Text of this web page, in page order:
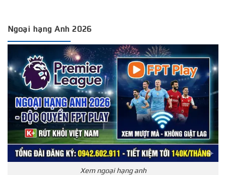
Ngoại hạng Anh 2026
Xem ngoại hạng anh